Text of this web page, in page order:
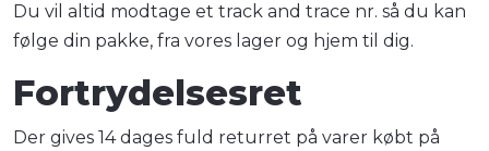
Du vil altid modtage et track and trace nr. så du kan
følge din pakke, fra vores lager og hjem til dig.
Fortrydelsesret
Der gives 14 dages fuld returret på varer købt på